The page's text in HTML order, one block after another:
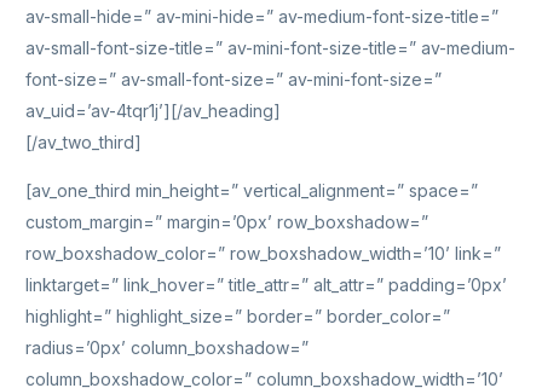
av-small-hide=” av-mini-hide=” av-medium-font-size-title=”
av-small-font-size-title=” av-mini-font-size-title=” av-medium-
font-size=” av-small-font-size=” av-mini-font-size=”
av_uid=’av-4tqr1j’][/av_heading]
[/av_two_third]
[av_one_third min_height=” vertical_alignment=” space=”
custom_margin=” margin=’0px’ row_boxshadow=”
row_boxshadow_color=” row_boxshadow_width=’10’ link=”
linktarget=” link_hover=” title_attr=” alt_attr=” padding=’0px’
highlight=” highlight_size=” border=” border_color=”
radius=’0px’ column_boxshadow=”
column_boxshadow_color=” column_boxshadow_width=’10’